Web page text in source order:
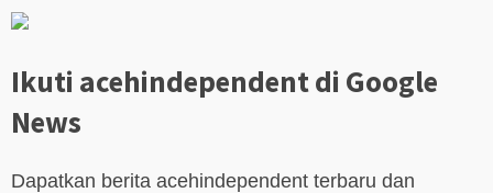
Ikuti acehindependent di Google
News
Dapatkan berita acehindependent terbaru dan